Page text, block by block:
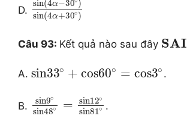
D.
sin(4α−30 )
sin(4α+30∘)
Câu 93: Kết quả nào sau đây SAI
A. sin33∘ + cos60∘ = cos3∘ .
B. sin9∘
sin48∘ = sin12∘
sin81∘ .